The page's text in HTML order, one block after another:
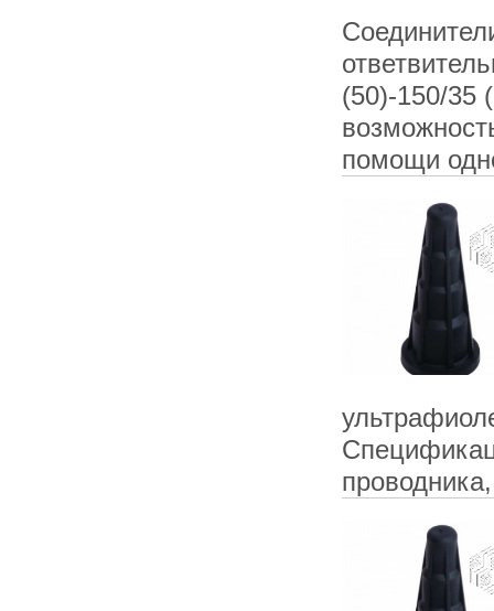
(50)-150/35
помощи